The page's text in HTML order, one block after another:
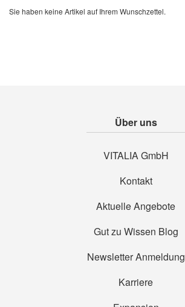
Sie haben keine Artikel auf Ihrem Wunschzettel.
Über uns
VITALIA GmbH
Kontakt
Aktuelle Angebote
Gut zu Wissen Blog
Newsletter Anmeldung
Karriere